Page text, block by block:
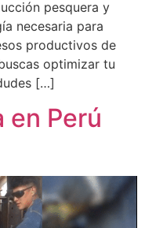
pesquera y
necesaria para
productivos de
optimizar tu
[…]
en Perú